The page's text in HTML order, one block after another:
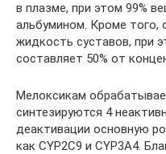
в плазме, при этом 99%
альбумином. Кроме того,
жидкость суставов, при
составляет 50% от
Мелоксикам
синтезируются 4
деактивации основную
как CYP2C9 и CYP3A4.